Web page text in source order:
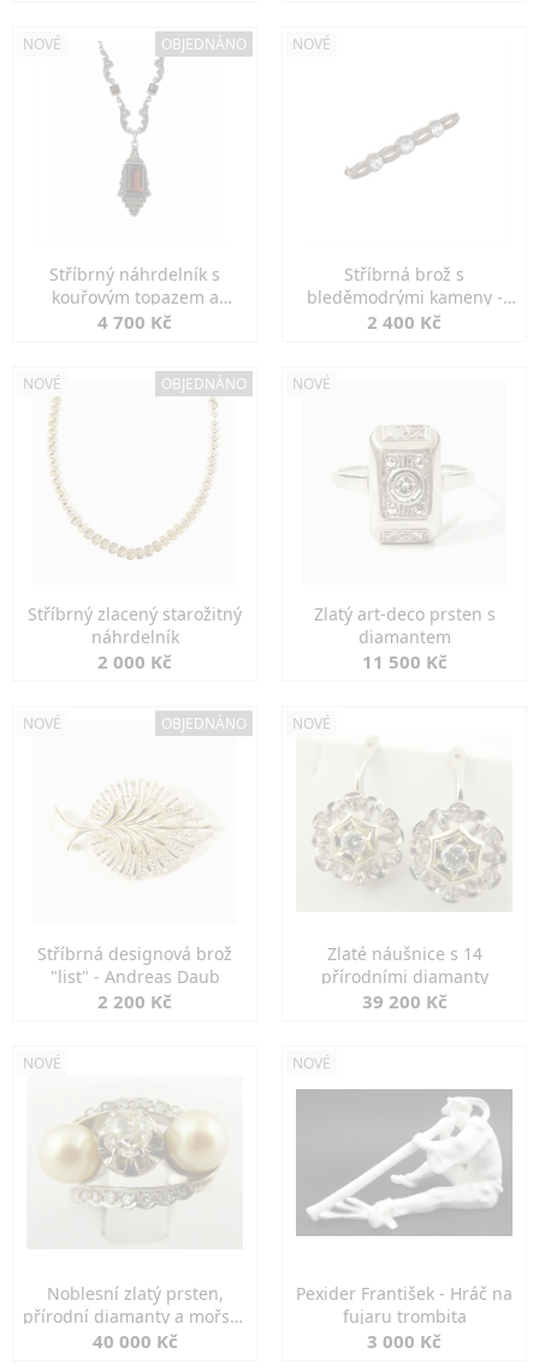
NOVÉ OBJEDNÁNO
Stříbrný náhrdelník s
kouřovým topazem a
markazity
4 700 Kč
NOVÉ
Stříbrná brož s
bleděmodrými kameny -
jemná elegance
2 400 Kč
NOVÉ OBJEDNÁNO
Stříbrný zlacený starožitný
náhrdelník
2 000 Kč
NOVÉ
Zlatý art-deco prsten s
diamantem
11 500 Kč
NOVÉ OBJEDNÁNO
Stříbrná designová brož
"list" - Andreas Daub
2 200 Kč
NOVÉ
Zlaté náušnice s 14
přírodními diamanty
39 200 Kč
NOVÉ
Noblesní zlatý prsten,
přírodní diamanty a mořské
perly
40 000 Kč
NOVÉ
Pexider František - Hráč na
fujaru trombita
3 000 Kč